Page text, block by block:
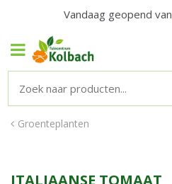
Groenteplanten
Vandaag geopend van
ITALIAANSE TOMAAT